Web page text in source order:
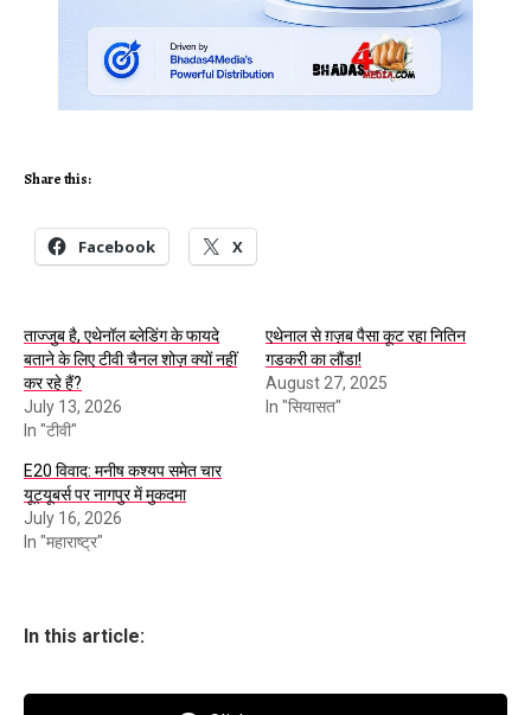
Share this:
Facebook X
ताज्जुब है, एथेनॉल ब्लेडिंग के फायदे
बताने के लिए टीवी चैनल शोज़ क्यों नहीं
कर रहे हैं?
July 13, 2026
In "टीवी"
एथेनाल से ग़ज़ब पैसा कूट रहा नितिन
गडकरी का लौंडा!
August 27, 2025
In "सियासत"
E20 विवाद: मनीष कश्यप समेत चार
यूट्यूबर्स पर नागपुर में मुकदमा
July 16, 2026
In "महाराष्ट्र"
In this article: